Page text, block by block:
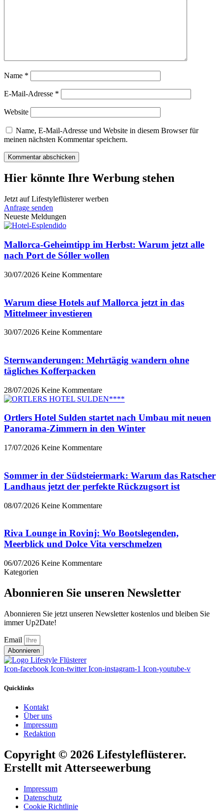
Name *
E-Mail-Adresse *
Website
Name, E-Mail-Adresse und Website in diesem Browser für
meinen nächsten Kommentar speichern.
Hier könnte Ihre Werbung stehen
Jetzt auf Lifestyleflüsterer werben
Anfrage senden
Neueste Meldungen
Mallorca-Geheimtipp im Herbst: Warum jetzt alle
nach Port de Sóller wollen
30/07/2026 Keine Kommentare
Warum diese Hotels auf Mallorca jetzt in das
Mittelmeer investieren
30/07/2026 Keine Kommentare
Sternwanderungen: Mehrtägig wandern ohne
tägliches Kofferpacken
28/07/2026 Keine Kommentare
Ortlers Hotel Sulden startet nach Umbau mit neuen
Panorama-Zimmern in den Winter
17/07/2026 Keine Kommentare
Sommer in der Südsteiermark: Warum das Ratscher
Landhaus jetzt der perfekte Rückzugsort ist
08/07/2026 Keine Kommentare
Riva Lounge in Rovinj: Wo Bootslegenden,
Meerblick und Dolce Vita verschmelzen
06/07/2026 Keine Kommentare
Kategorien
Abonnieren Sie unseren Newsletter
Abonnieren Sie jetzt unseren Newsletter kostenlos und bleiben Sie
immer Up2Date!
Email
Abonnieren
Icon-facebook Icon-twitter Icon-instagram-1 Icon-youtube-v
Quicklinks
Kontakt
Über uns
Impressum
Redaktion
Copyright © 2026 Lifestyleflüsterer.
Erstellt mit Atterseewerbung
Impressum
Datenschutz
Cookie Richtlinie